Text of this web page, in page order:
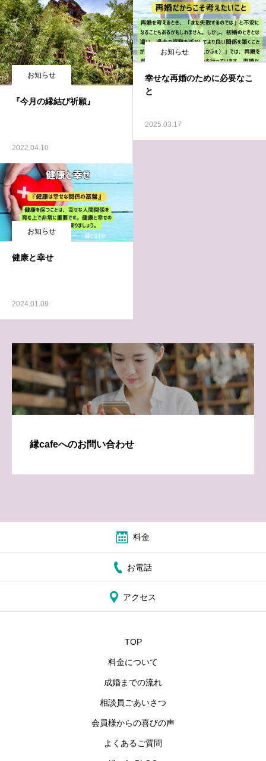
お知らせ
『今月の縁結び祈願』
2022.04.10
お知らせ
幸せな再婚のために必要なこ
と
2025.03.17
お知らせ
健康と幸せ
2024.01.09
縁cafeへのお問い合わせ
料金
お電話
アクセス
TOP
料金について
成婚までの流れ
相談員ごあいさつ
会員様からの喜びの声
よくあるご質問